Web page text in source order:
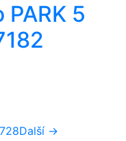
5
28Další →